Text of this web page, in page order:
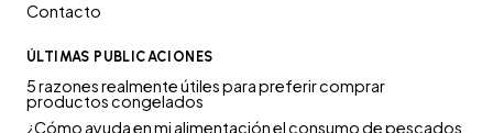
Contacto
ÚLTIMAS PUBLICACIONES
5 razones realmente útiles para preferir comprar
productos congelados
¿Cómo ayuda en mi alimentación el consumo de pescados